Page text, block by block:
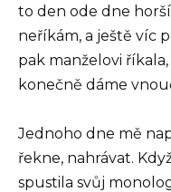
to den ode dne
neříkám, a ještě víc
pak manželovi
konečně dáme
Jednoho dne mě
řekne, nahrávat.
spustila svůj